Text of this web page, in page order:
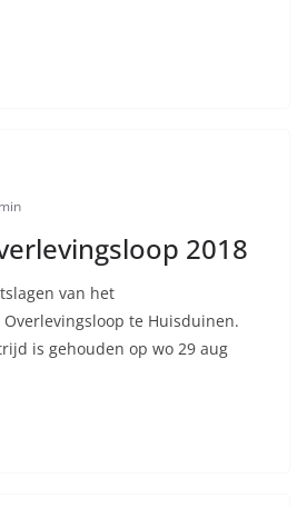
2018
van het
te Huisduinen.
is gehouden op wo 29 aug